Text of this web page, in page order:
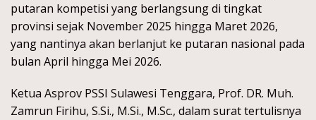
putaran kompetisi yang berlangsung di tingkat
provinsi sejak November 2025 hingga Maret 2026,
yang nantinya akan berlanjut ke putaran nasional pada
bulan April hingga Mei 2026.
Ketua Asprov PSSI Sulawesi Tenggara, Prof. DR. Muh.
Zamrun Firihu, S.Si., M.Si., M.Sc., dalam surat tertulisnya